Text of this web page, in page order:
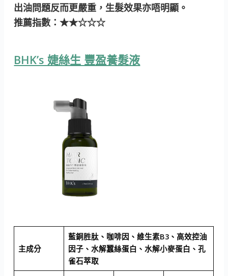
出油問題反而更嚴重，生髮效果亦唔明顯。
推薦指數 ：★★☆☆☆
BHK’s 婕絲生 豐盈養髮液
主成分
藍銅胜肽、咖啡因、維生素B3、高效控油
因子、水解蠶絲蛋白、水解小麥蛋白、孔
雀石萃取